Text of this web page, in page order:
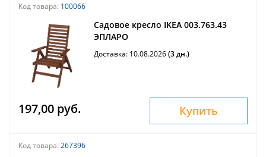
Код товара: 100066
Садовое кресло IKEA 003.763.43
ЭПЛАРО
Доставка: 10.08.2026(3 дн.)
197,00 руб. Купить
Код товара: 267396